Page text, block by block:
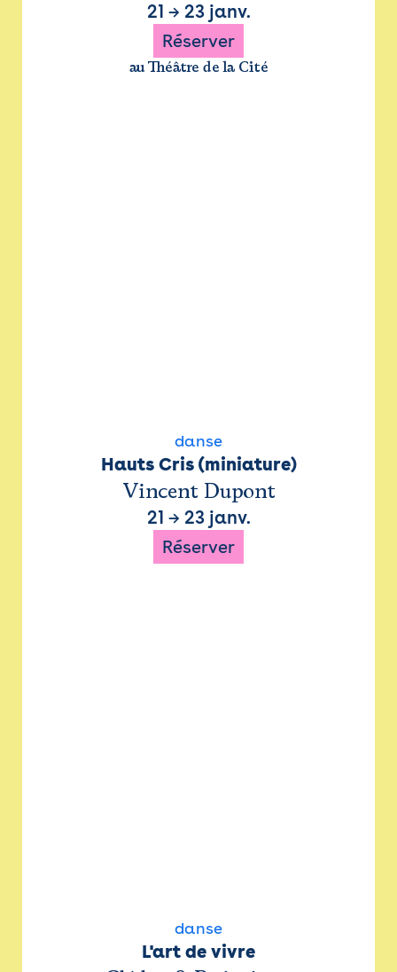
21 → 23 janv.
Réserver
au Théâtre de la Cité
danse
Hauts Cris (miniature)
Vincent Dupont
21 → 23 janv.
Réserver
danse
L'art de vivre